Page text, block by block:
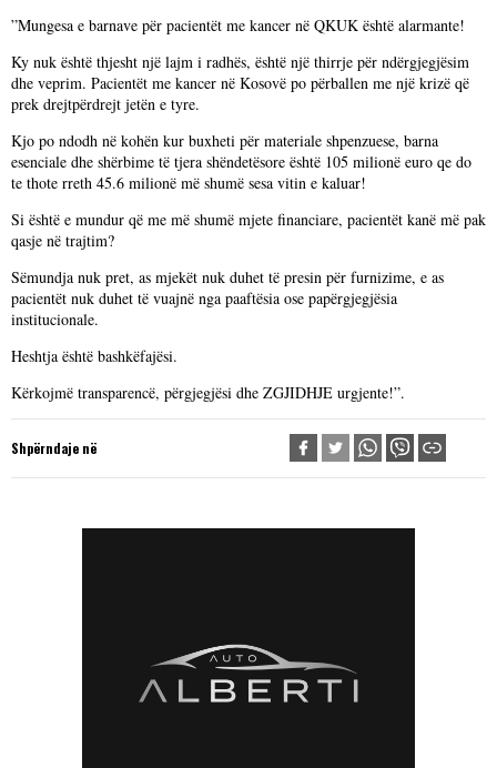
”Mungesa e barnave për pacientët me kancer në QKUK është alarmante!
Ky nuk është thjesht një lajm i radhës, është një thirrje për ndërgjegjësim
dhe veprim. Pacientët me kancer në Kosovë po përballen me një krizë që
prek drejtpërdrejt jetën e tyre.
Kjo po ndodh në kohën kur buxheti për materiale shpenzuese, barna
esenciale dhe shërbime të tjera shëndetësore është 105 milionë euro qe do
te thote rreth 45.6 milionë më shumë sesa vitin e kaluar!
Si është e mundur që me më shumë mjete financiare, pacientët kanë më pak
qasje në trajtim?
Sëmundja nuk pret, as mjekët nuk duhet të presin për furnizime, e as
pacientët nuk duhet të vuajnë nga paaftësia ose papërgjegjësia
institucionale.
Heshtja është bashkëfajësi.
Kërkojmë transparencë, përgjegjësi dhe ZGJIDHJE urgjente!”.
Shpërndaje në